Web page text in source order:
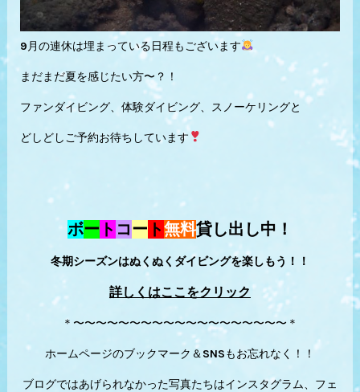
9月の連休は埋まっている日程もございます
まだまだ夏を感じたい方〜？！
ファンダイビング、体験ダイビング、スノーケリングと
どしどしご予約お待ちしています
ボー ト コー ト無料貸し出し中！
冬期シーズンはぬくぬくダイビングを楽しもう！！
詳しくはここをクリック
＊〜〜〜〜〜〜〜〜〜〜〜〜〜〜〜〜〜〜〜＊
ホームページのブックマーク＆SNSもお忘れなく！！
ブログではあげられなかった写真たちはインスタグラム、フェ